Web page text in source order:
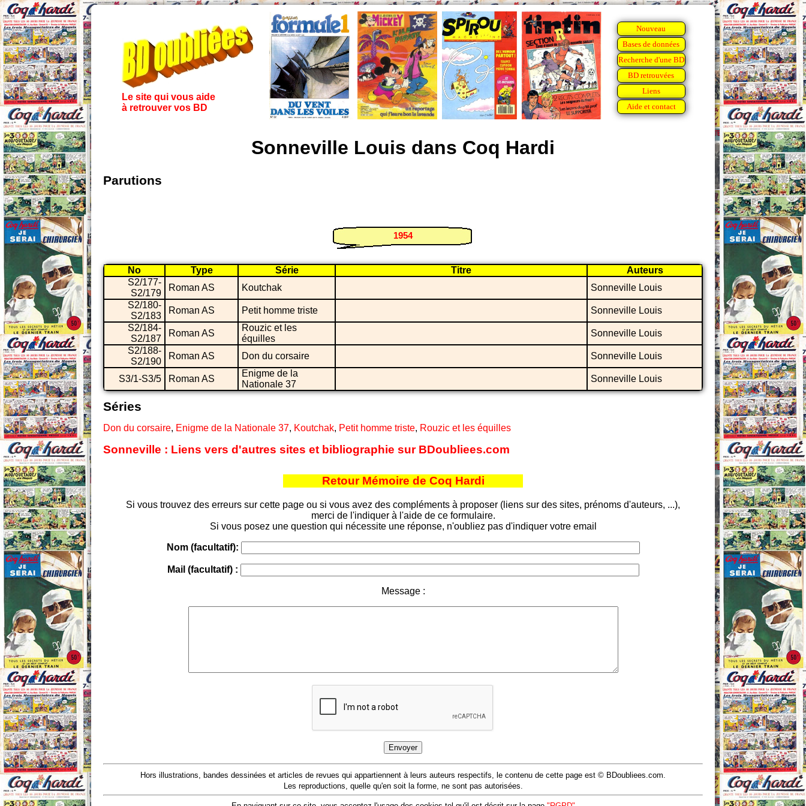
Le site qui vous aide
à retrouver vos BD
Nouveau
Bases de données
Recherche d'une BD
BD retrouvées
Liens
Aide et contact
Sonneville Louis dans Coq Hardi
Parutions
1954
No Type Série Titre
Auteurs
S2/177-
S2/179
Roman AS Koutchak
Sonneville Louis
S2/180-
S2/183
Roman AS Petit homme triste
Sonneville Louis
S2/184-
S2/187
Roman AS
Rouzic et les
équilles
Sonneville Louis
S2/188-
S2/190
Roman AS Don du corsaire Sonneville Louis
S3/1-S3/5 Roman AS
Enigme de la
Nationale 37
Sonneville Louis
Séries
Don du corsaire, Enigme de la Nationale 37, Koutchak, Petit homme triste, Rouzic et les équilles
Sonneville : Liens vers d'autres sites et bibliographie sur BDoubliees.com
Retour Mémoire de Coq Hardi
Si vous trouvez des erreurs sur cette page ou si vous avez des compléments à proposer (liens sur des sites, prénoms d'auteurs, ...),
merci de l'indiquer à l'aide de ce formulaire.
Si vous posez une question qui nécessite une réponse, n'oubliez pas d'indiquer votre email
Nom (facultatif):
Mail (facultatif) :
Message :
Hors illustrations, bandes dessinées et articles de revues qui appartiennent à leurs auteurs respectifs, le contenu de cette page est © BDoubliees.com.
Les reproductions, quelle qu'en soit la forme, ne sont pas autorisées.